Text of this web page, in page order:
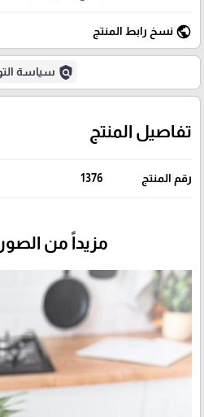
public نسخ رابط المنتج
policy سياسة
تفاصيل المنتج
رقم المنتج 1376
مزيداً من